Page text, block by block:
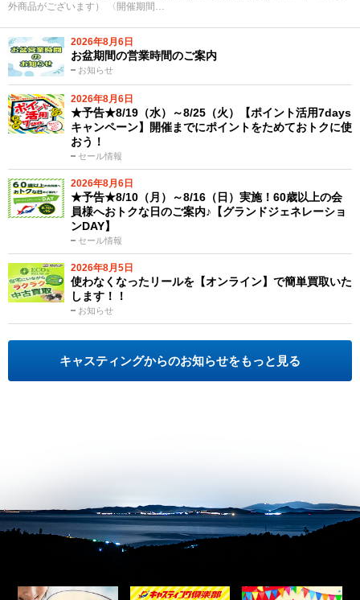
外商品がございます） 〈開催期間…
2026年8月6日
お知らせ
お盆期間の営業時間のご案内
2026年8月6日
セール情報
★予告★8/19（水）～8/25（火）【ポイント活用7days
キャンペーン】開催までにポイントをためておトクに使
おう！
2026年8月6日
セール情報
★予告★8/10（月）～8/16（日）実施！60歳以上の会
員様へおトクな日のご案内♪【グランドジェネレーショ
ンDAY】
2026年8月5日
お知らせ
使わなくなったリールを【オンライン】で簡単買取いた
します！！
キャスティングからのお知らせをもっと見る